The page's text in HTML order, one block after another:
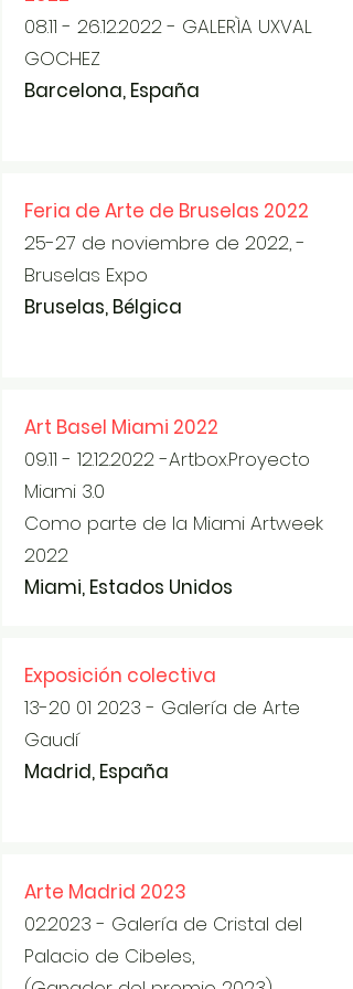
08.11 - 26.12.2022- GALERÌA UXVAL
GOCHEZ
Barcelona, España
Feria de Arte de Bruselas 2022
25-27 de noviembre de 2022, -
Bruselas Expo
Bruselas, Bélgica
Art Basel Miami 2022
09.11 - 12.12.2022-Artbox.Proyecto
Miami 3.0
Como parte de la Miami Artweek
2022
Miami, Estados Unidos
Exposición colectiva
13-20 01 2023 - Galería de Arte
Gaudí
Madrid, España
Arte Madrid 2023
02.2023 - Galería de Cristal del
Palacio de Cibeles,